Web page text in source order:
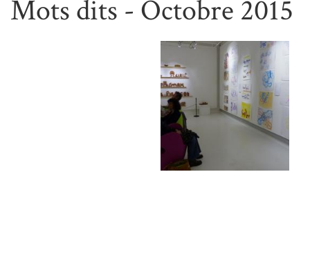
Mots dits - Octobre 2015